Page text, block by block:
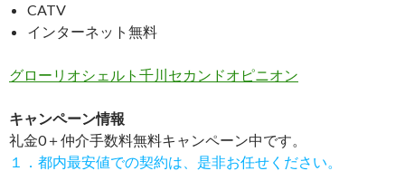
CATV
インターネット無料
グローリオシェルト千川セカンドオピニオン
キャンペーン情報
礼金0＋仲介手数料無料キャンペーン中です。
１．都内最安値での契約は、是非お任せください。